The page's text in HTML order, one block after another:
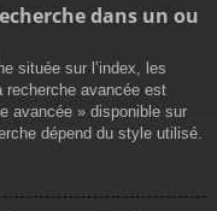
dans un ou
située sur l’index, les
recherche avancée est
avancée » disponible sur
dépend du style utilisé.